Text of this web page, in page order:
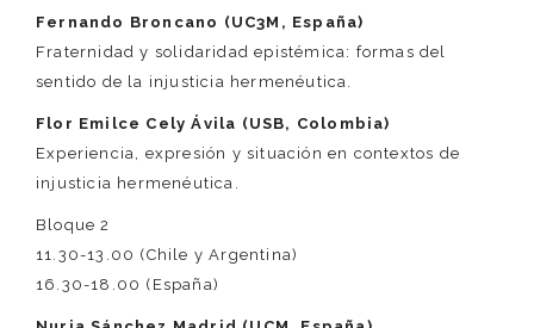
Fernando Broncano (UC3M, España)
Fraternidad y solidaridad epistémica: formas del
sentido de la injusticia hermenéutica.
Flor Emilce Cely Ávila (USB, Colombia)
Experiencia, expresión y situación en contextos de
injusticia hermenéutica.
Bloque 2
11.30-13.00 (Chile y Argentina)
16.30-18.00 (España)